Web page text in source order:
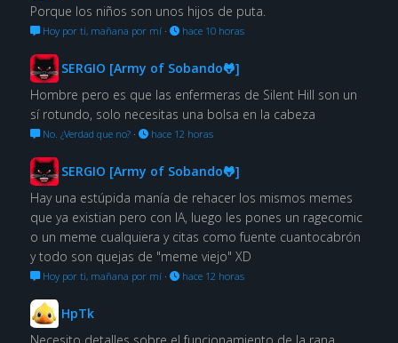
Porque los niños son unos hijos de puta.
Hoy por ti, mañana por mí· hace 10 horas
SERGIO [Army of Sobando🐸]
Hombre pero es que las enfermeras de Silent Hill son un
sí rotundo, solo necesitas una bolsa en la cabeza
No. ¿Verdad que no?· hace 12 horas
SERGIO [Army of Sobando🐸]
Hay una estúpida manía de rehacer los mismos memes
que ya existian pero con IA, luego les pones un ragecomic
o un meme cualquiera y citas como fuente cuantocabrón
y todo son quejas de "meme viejo" XD
Hoy por ti, mañana por mí· hace 12 horas
HpTk
Necesito detalles sobre el funcionamiento de la rana.